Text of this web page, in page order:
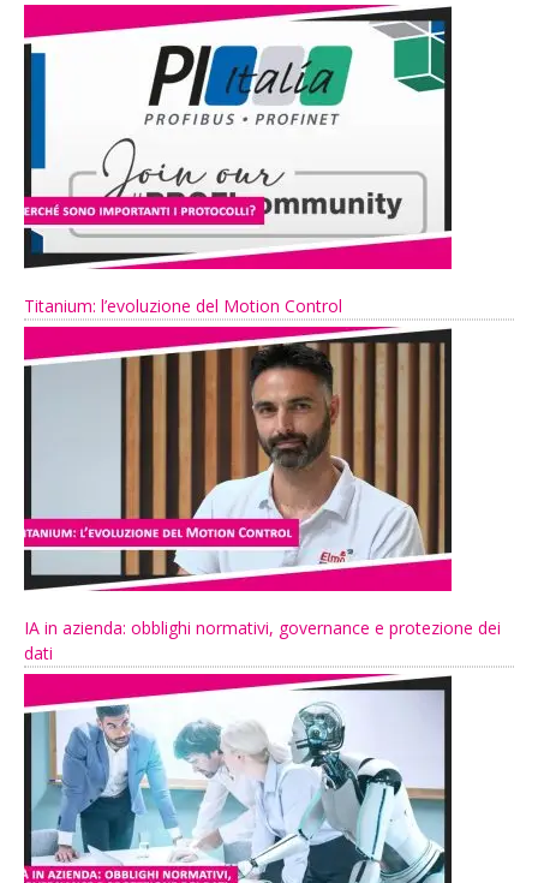
Titanium: l’evoluzione del Motion Control
IA in azienda: obblighi normativi, governance e protezione dei
dati